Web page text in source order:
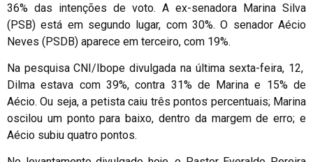
36% das intenções de voto. A ex-senadora Marina Silva
(PSB) está em segundo lugar, com 30%. O senador Aécio
Neves (PSDB) aparece em terceiro, com 19%.
Na pesquisa CNI/Ibope divulgada na última sexta-feira, 12,
Dilma estava com 39%, contra 31% de Marina e 15% de
Aécio. Ou seja, a petista caiu três pontos percentuais; Marina
oscilou um ponto para baixo, dentro da margem de erro; e
Aécio subiu quatro pontos.